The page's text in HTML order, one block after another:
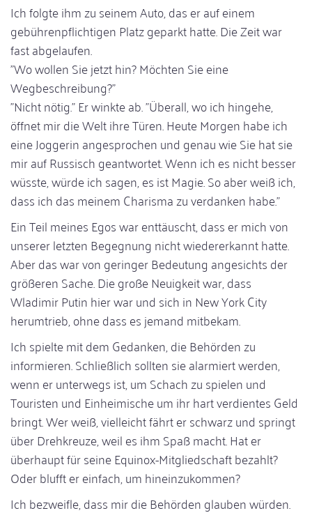
Ich folgte ihm zu seinem Auto, das er auf einem
gebührenpflichtigen Platz geparkt hatte. Die Zeit war
fast abgelaufen.
"Wo wollen Sie jetzt hin? Möchten Sie eine
Wegbeschreibung?"
"Nicht nötig." Er winkte ab. "Überall, wo ich hingehe,
öffnet mir die Welt ihre Türen. Heute Morgen habe ich
eine Joggerin angesprochen und genau wie Sie hat sie
mir auf Russisch geantwortet. Wenn ich es nicht besser
wüsste, würde ich sagen, es ist Magie. So aber weiß ich,
dass ich das meinem Charisma zu verdanken habe."
Ein Teil meines Egos war enttäuscht, dass er mich von
unserer letzten Begegnung nicht wiedererkannt hatte.
Aber das war von geringer Bedeutung angesichts der
größeren Sache. Die große Neuigkeit war, dass
Wladimir Putin hier war und sich in New York City
herumtrieb, ohne dass es jemand mitbekam.
Ich spielte mit dem Gedanken, die Behörden zu
informieren. Schließlich sollten sie alarmiert werden,
wenn er unterwegs ist, um Schach zu spielen und
Touristen und Einheimische um ihr hart verdientes Geld
bringt. Wer weiß, vielleicht fährt er schwarz und springt
über Drehkreuze, weil es ihm Spaß macht. Hat er
überhaupt für seine Equinox-Mitgliedschaft bezahlt?
Oder blufft er einfach, um hineinzukommen?
Ich bezweifle, dass mir die Behörden glauben würden.